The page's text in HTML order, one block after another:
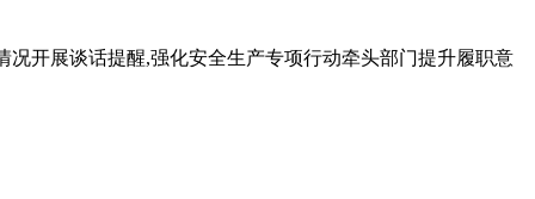
开展谈话提醒,强化安全生产专项行动牵头部门提升履职意